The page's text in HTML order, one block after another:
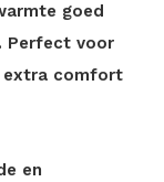
goed
Perfect voor
extra comfort
en